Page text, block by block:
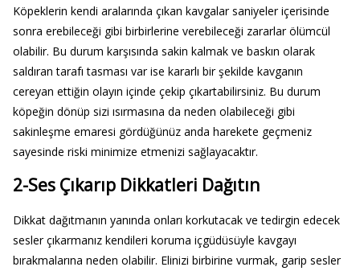
Köpeklerin kendi aralarında çıkan kavgalar saniyeler içerisinde
sonra erebileceği gibi birbirlerine verebileceği zararlar ölümcül
olabilir. Bu durum karşısında sakin kalmak ve baskın olarak
saldıran tarafı tasması var ise kararlı bir şekilde kavganın
cereyan ettiğin olayın içinde çekip çıkartabilirsiniz. Bu durum
köpeğin dönüp sizi ısırmasına da neden olabileceği gibi
sakinleşme emaresi gördüğünüz anda harekete geçmeniz
sayesinde riski minimize etmenizi sağlayacaktır.
2-Ses Çıkarıp Dikkatleri Dağıtın
Dikkat dağıtmanın yanında onları korkutacak ve tedirgin edecek
sesler çıkarmanız kendileri koruma içgüdüsüyle kavgayı
bırakmalarına neden olabilir. Elinizi birbirine vurmak, garip sesler